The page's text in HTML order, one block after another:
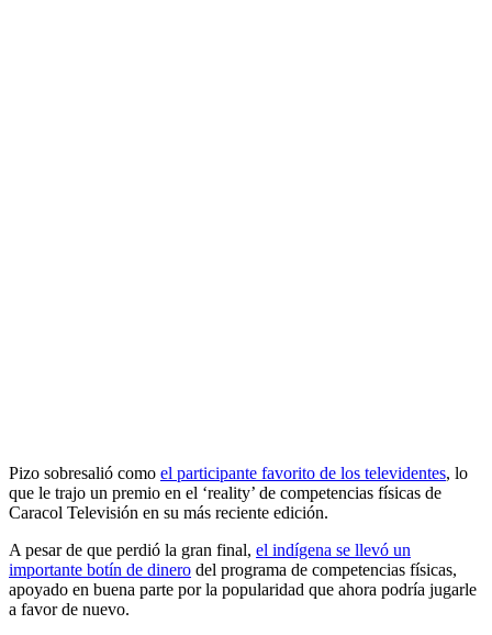
Pizo sobresalió como el participante favorito de los televidentes, lo
que le trajo un premio en el ‘reality’ de competencias físicas de
Caracol Televisión en su más reciente edición.
A pesar de que perdió la gran final, el indígena se llevó un
importante botín de dinero del programa de competencias físicas,
apoyado en buena parte por la popularidad que ahora podría jugarle
a favor de nuevo.